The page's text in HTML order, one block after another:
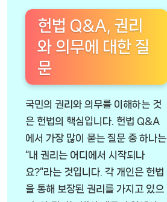
헌법 Q&A, 권리
와 의무에 대한 질
문
국민의 권리와 의무를 이해하는 것
은 헌법의 핵심입니다. 헌법 Q&A
에서 가장 많이 묻는 질문 중 하나는
“내 권리는 어디에서 시작되나
요?”라는 것입니다. 각 개인은 헌법
을 통해 보장된 권리를 가지고 있으